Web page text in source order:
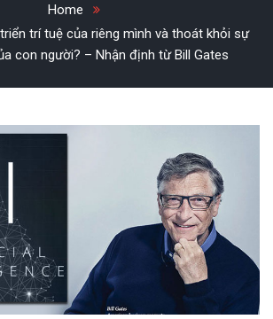
Home
trí tuệ của riêng mình và thoát khỏi sự
con người? – Nhận định từ Bill Gates